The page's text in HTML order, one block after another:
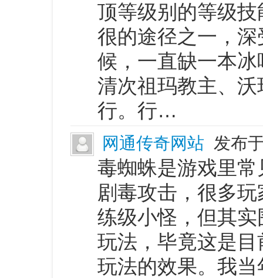
顶等级别的等级
很的途径之一，
候，一直缺一本
清次祖玛教主、
行。行…
网通传奇网站 发布
毒蜘蛛是游戏里
剧毒攻击，很多
练级小怪，但其
玩法，毕竟这是
玩法的效果。我